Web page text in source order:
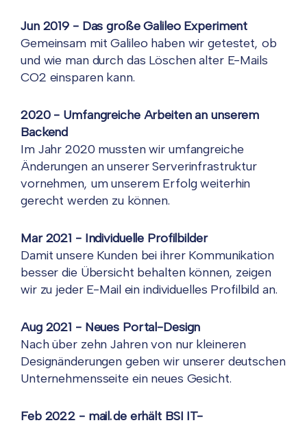
Jun 2019 - Das große Galileo Experiment
Gemeinsam mit Galileo haben wir getestet, ob
und wie man durch das Löschen alter E-Mails
CO2 einsparen kann.
2020 - Umfangreiche Arbeiten an unserem
Backend
Im Jahr 2020 mussten wir umfangreiche
Änderungen an unserer Serverinfrastruktur
vornehmen, um unserem Erfolg weiterhin
gerecht werden zu können.
Mar 2021 - Individuelle Profilbilder
Damit unsere Kunden bei ihrer Kommunikation
besser die Übersicht behalten können, zeigen
wir zu jeder E-Mail ein individuelles Profilbild an.
Aug 2021 - Neues Portal-Design
Nach über zehn Jahren von nur kleineren
Designänderungen geben wir unserer deutschen
Unternehmensseite ein neues Gesicht.
Feb 2022 - mail.de erhält BSI IT-